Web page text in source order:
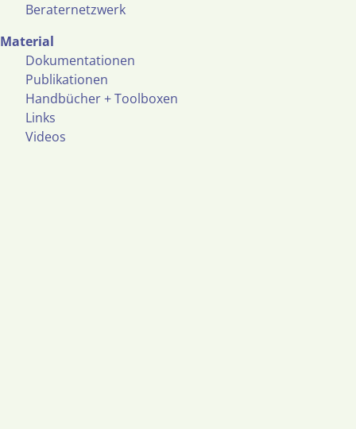
Beraternetzwerk
Material
Dokumentationen
Publikationen
Handbücher + Toolboxen
Links
Videos